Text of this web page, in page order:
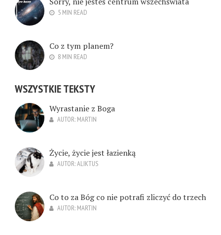
5 MIN READ
Co z tym planem?
8 MIN READ
WSZYSTKIE TEKSTY
Wyrastanie z Boga
AUTOR: MARTIN
Życie, życie jest łazienką
AUTOR:ALIKTUS
Co to za Bóg co nie potrafi zliczyć do trzech
AUTOR: MARTIN